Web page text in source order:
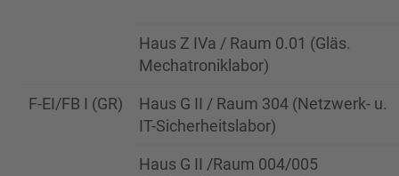
Haus Z IVa / Raum 0.01 (Gläs.
Mechatroniklabor)
F-EI/FB I (GR)
Haus G II / Raum 304 (Netzwerk- u.
IT-Sicherheitslabor)
Haus G II /Raum 004/005